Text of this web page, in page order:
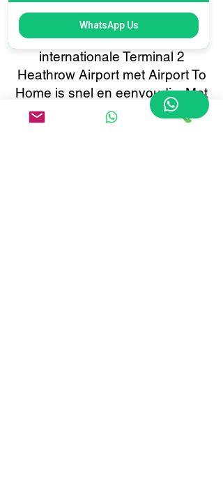
Het boeken van uw
bagagebezorging op
internationale Terminal 2
Heathrow Airport met Airport To
Home is snel en eenvoudig. Met
ons gebruiksvriendelijke online
WhatsApp Us